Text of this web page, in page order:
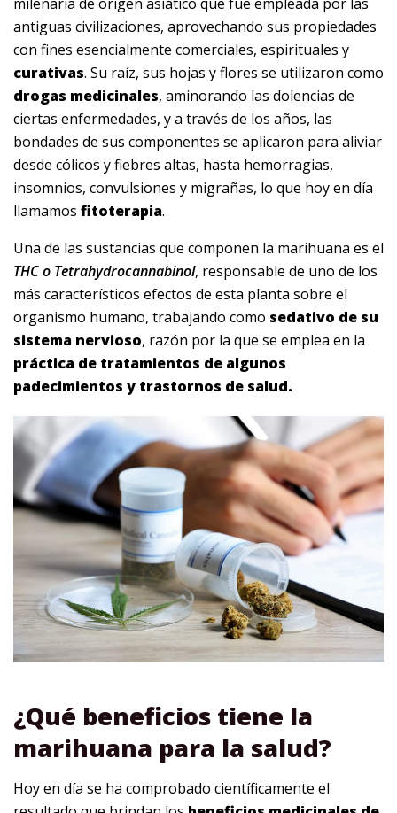
antiguas civilizaciones, aprovechando sus propiedades
con fines esencialmente comerciales, espirituales y
curativas. Su raíz, sus hojas y flores se utilizaron como
drogas medicinales, aminorando las dolencias de
ciertas enfermedades, y a través de los años, las
bondades de sus componentes se aplicaron para aliviar
desde cólicos y fiebres altas, hasta hemorragias,
insomnios, convulsiones y migrañas, lo que hoy en día
llamamos fitoterapia.
Una de las sustancias que componen la marihuana es el
THC o Tetrahydrocannabinol, responsable de uno de los
más característicos efectos de esta planta sobre el
organismo humano, trabajando como sedativo de su
sistema nervioso, razón por la que se emplea en la
práctica de tratamientos de algunos
padecimientos y trastornos de salud.
¿Qué beneficios tiene la
marihuana para la salud?
Hoy en día se ha comprobado científicamente el